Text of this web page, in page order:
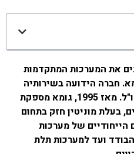
את המערכות המתקדמות
חברה הידועה בשירותיה
האיכותיים והאמינים בארץ ובחו"ל. מאז 1995, גומא מספקת
בעלת מוניטין חזק בתחום
הייחודיים של מערכות
ועד למערכות תלת